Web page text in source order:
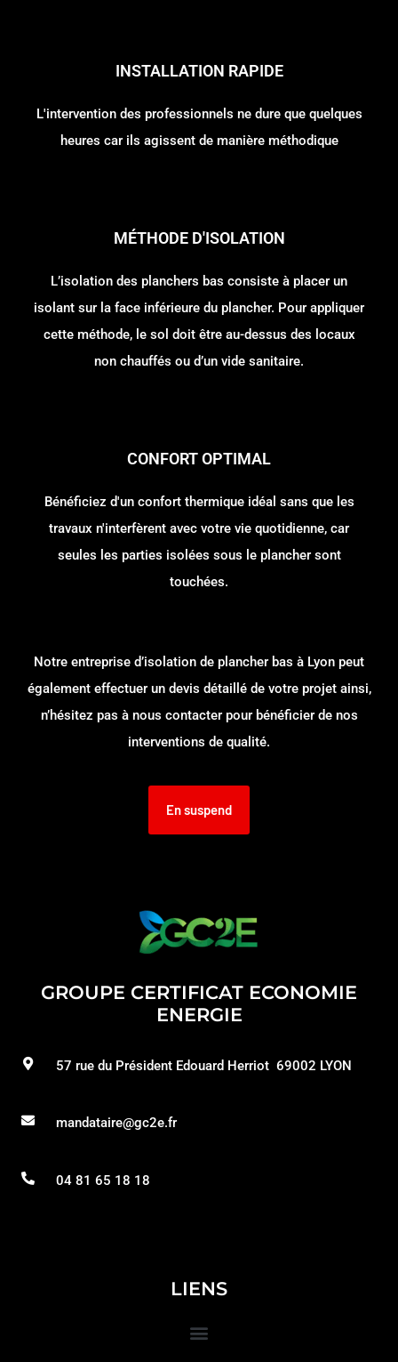
INSTALLATION RAPIDE
L'intervention des professionnels ne dure que quelques
heures car ils agissent de manière méthodique
MÉTHODE D'ISOLATION
L’isolation des planchers bas consiste à placer un
isolant sur la face inférieure du plancher. Pour appliquer
cette méthode, le sol doit être au-dessus des locaux
non chauffés ou d’un vide sanitaire.
CONFORT OPTIMAL
Bénéficiez d'un confort thermique idéal sans que les
travaux n'interfèrent avec votre vie quotidienne, car
seules les parties isolées sous le plancher sont
touchées.
Notre entreprise d’isolation de plancher bas à Lyon peut
également effectuer un devis détaillé de votre projet ainsi,
n’hésitez pas à nous contacter pour bénéficier de nos
interventions de qualité.
En suspend
GROUPE CERTIFICAT ECONOMIE
ENERGIE
57 rue du Président Edouard Herriot 69002 LYON
mandataire@gc2e.fr
04 81 65 18 18
LIENS